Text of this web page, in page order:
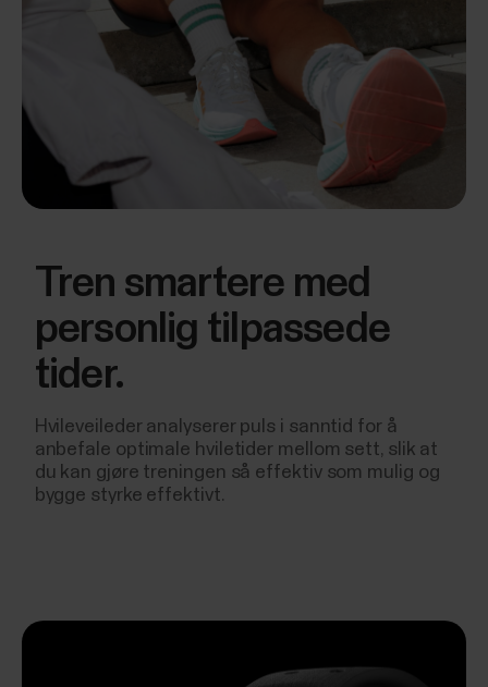
Tren smartere med
personlig tilpassede
tider.
Hvileveileder analyserer puls i sanntid for å
anbefale optimale hviletider mellom sett, slik at
du kan gjøre treningen så effektiv som mulig og
bygge styrke effektivt.